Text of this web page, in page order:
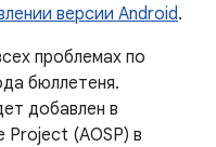
версии Android.
проблемах по
бюллетеня.
добавлен в
Project (AOSP) в